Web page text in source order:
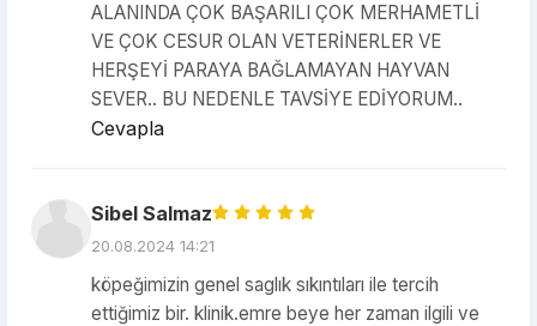
ALANINDA ÇOK BAŞARILI ÇOK MERHAMETLİ
VE ÇOK CESUR OLAN VETERİNERLER VE
HERŞEYİ PARAYA BAĞLAMAYAN HAYVAN
SEVER.. BU NEDENLE TAVSİYE EDİYORUM..
Cevapla
Sibel Salmaz
20.08.2024 14:21
köpeğimizin genel saglık sıkıntıları ile tercih
ettiğimiz bir. klinik.emre beye her zaman ilgili ve